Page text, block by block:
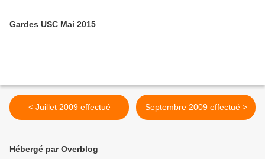
Gardes USC Mai 2015
< Juillet 2009 effectué Septembre 2009 effectué >
Hébergé par Overblog